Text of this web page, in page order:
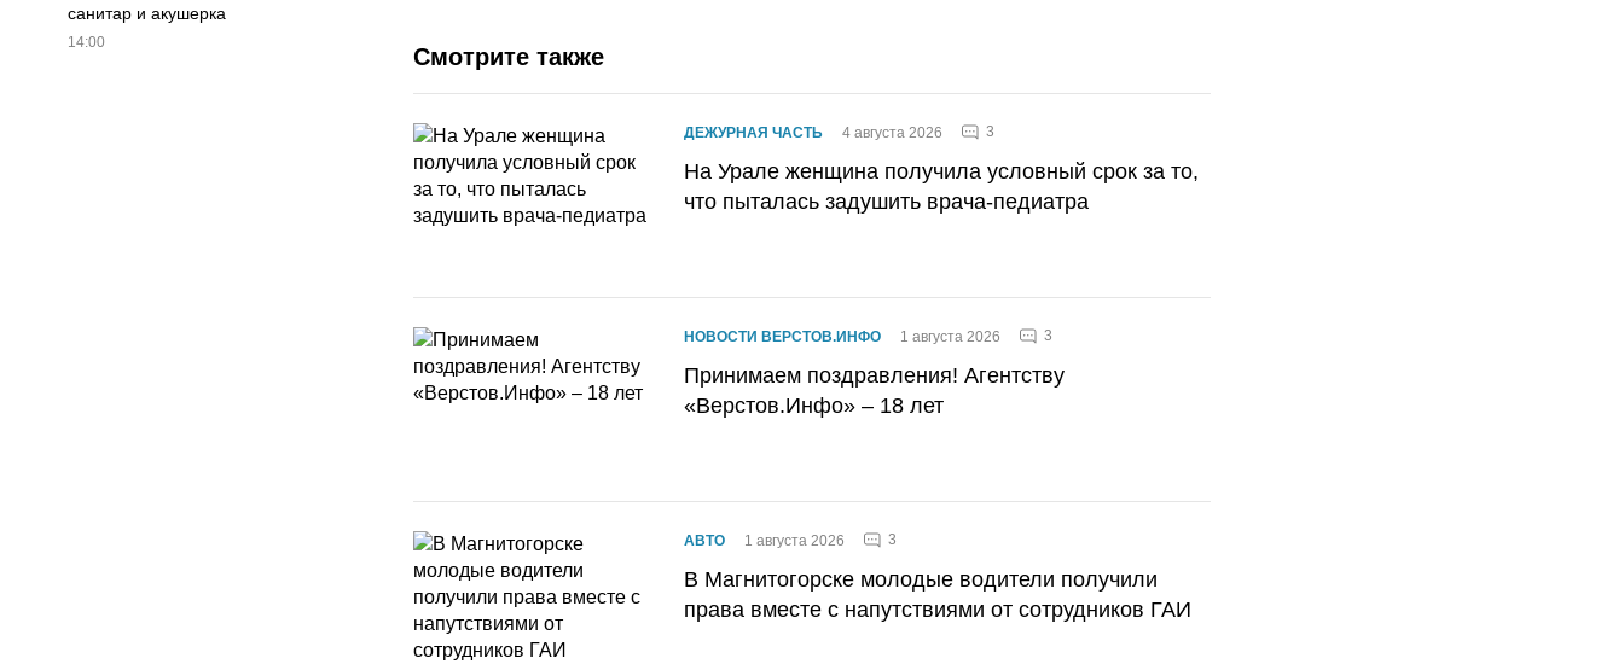
санитар и акушерка
14:00
Смотрите также
ДЕЖУРНАЯ ЧАСТЬ 4 августа 2026 3
На Урале женщина получила условный срок за то,
что пыталась задушить врача-педиатра
НОВОСТИ ВЕРСТОВ.ИНФО 1 августа 2026 3
Принимаем поздравления! Агентству
«Верстов.Инфо» – 18 лет
АВТО 1 августа 2026 3
В Магнитогорске молодые водители получили
права вместе с напутствиями от сотрудников ГАИ